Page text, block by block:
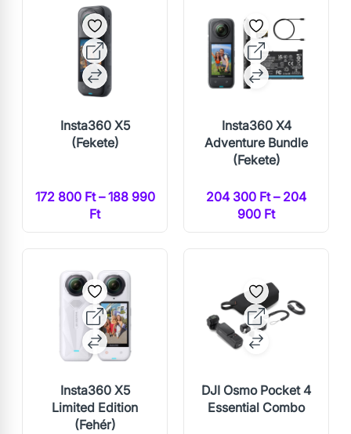
Insta360 X5
(Fekete)
172 800 Ft – 188 990
Ft
Insta360 X4
Adventure Bundle
(Fekete)
204 300 Ft – 204
900 Ft
Insta360 X5
Limited Edition
(Fehér)
DJI Osmo Pocket 4
Essential Combo